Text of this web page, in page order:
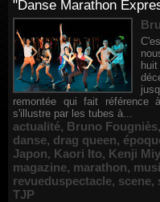
"Danse Marathon
remontée qui fait référence
s'illustre par les tubes à...
actualité, Bruno Fougniès,
danse, drag queen,
Japon, Kaori Ito, Kenji
magazine, marathon,
revueduspectacle, scene,
TJP